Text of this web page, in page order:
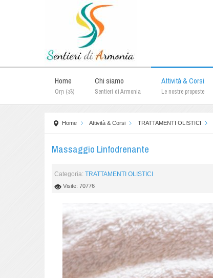
Home
Oṃ (ॐ)
Chi siamo
Sentieri di Armonia
Attività & Corsi
Le nostre proposte
Home Attività & Corsi TRATTAMENTI OLISTICI
Massaggio Linfodrenante
Categoria:TRATTAMENTI OLISTICI
Visite: 70776